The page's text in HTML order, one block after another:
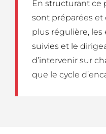
En structurant ce
sont préparées et
plus régulière,
suivies et le
d’intervenir sur
que le cycle